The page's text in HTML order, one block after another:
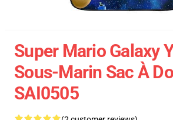
Super Mario Galaxy
Sous-Marin Sac À
SAI0505